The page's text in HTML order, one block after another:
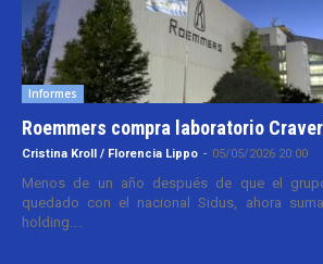
Informes
Roemmers compra laboratorio
Cristina Kroll / Florencia Lippo - 05/05/2026 20:00
Menos de un año después de que el
quedado con el nacional Sidus, ahora
holding....